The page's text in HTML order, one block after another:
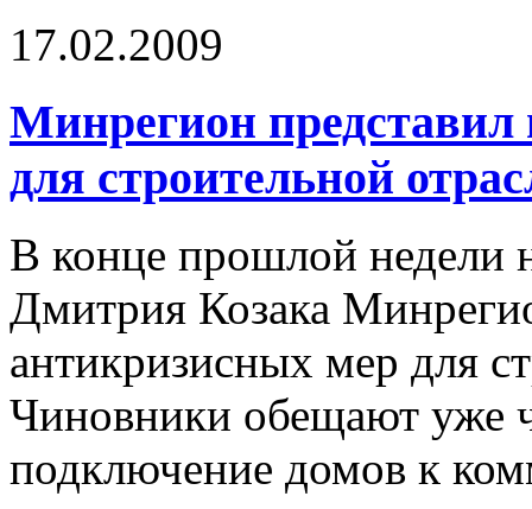
17.02.2009
Минрегион
для строительной
В конце прошлой недели
Дмитрия Козака
антикризисных мер для
Чиновники обещают уже
подключение домов к